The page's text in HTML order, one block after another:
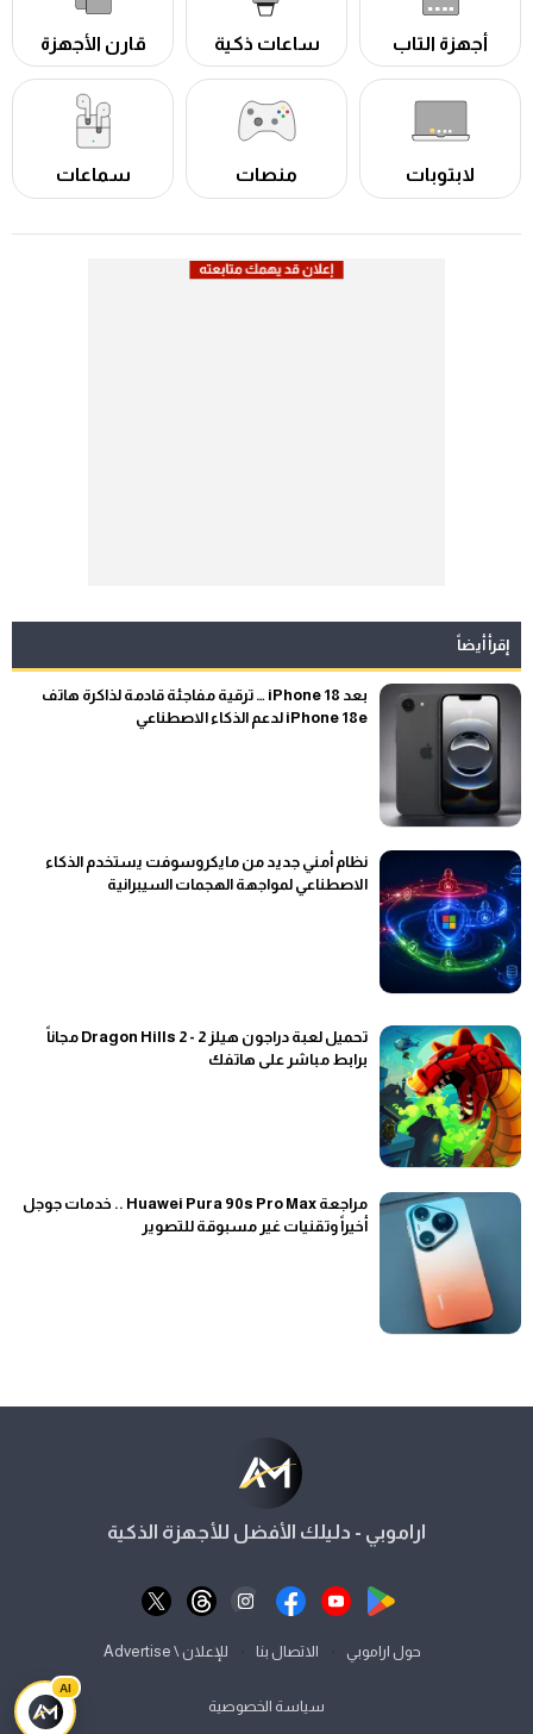
أجهزة التاب ساعات ذكية قارن الأجهزة
لابتوبات منصات سماعات
إقرأ أيضاً
بعد iPhone 18 … ترقية مفاجئة قادمة لذاكرة هاتف
iPhone 18e لدعم الذكاء الاصطناعي
نظام أمني جديد من مايكروسوفت يستخدم الذكاء
الاصطناعي لمواجهة الهجمات السيبرانية
تحميل لعبة دراجون هيلز 2 - Dragon Hills 2 مجاناً
برابط مباشر على هاتفك
مراجعة Huawei Pura 90s Pro Max .. خدمات جوجل
أخيراً وتقنيات غير مسبوقة للتصوير
اراموبي - دليلك الأفضل للأجهزة الذكية
حول اراموبي الاتصال بنا للإعلان \ Advertise
سياسة الخصوصية
AI